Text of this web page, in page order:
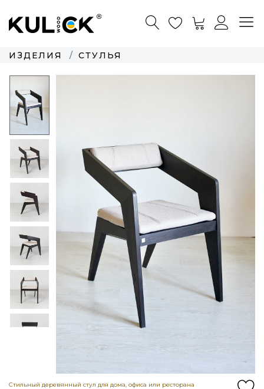
ИЗДЕЛИЯ СТУЛЬЯ
Стильный деревянный стул для дома, офиса или ресторана